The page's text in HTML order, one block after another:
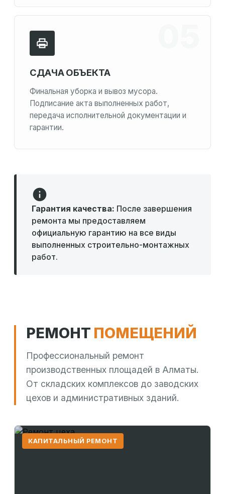
СДАЧА ОБЪЕКТА
Финальная уборка и вывоз мусора.
Подписание акта выполненных работ,
передача исполнительной документации и
гарантии.
Гарантия качества: После завершения
ремонта мы предоставляем
официальную гарантию на все виды
выполненных строительно-монтажных
работ.
РЕМОНТ ПОМЕЩЕНИЙ
Профессиональный ремонт
производственных площадей в Алматы.
От складских комплексов до заводских
цехов и административных зданий.
КАПИТАЛЬНЫЙ РЕМОНТ